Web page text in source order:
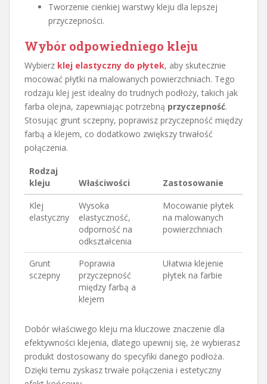
Tworzenie cienkiej warstwy kleju dla lepszej
przyczepności.
Wybór odpowiedniego kleju
Wybierz klej elastyczny do płytek, aby skutecznie
mocować płytki na malowanych powierzchniach. Tego
rodzaju klej jest idealny do trudnych podłoży, takich jak
farba olejna, zapewniając potrzebną przyczepność.
Stosując grunt sczepny, poprawisz przyczepność między
farbą a klejem, co dodatkowo zwiększy trwałość
połączenia.
Rodzaj
kleju
Właściwości
Zastosowanie
Klej
elastyczny
Wysoka
elastyczność,
odporność na
odkształcenia
Mocowanie płytek
na malowanych
powierzchniach
Grunt
sczepny
Poprawia
przyczepność
między farbą a
klejem
Ułatwia klejenie
płytek na farbie
Dobór właściwego kleju ma kluczowe znaczenie dla
efektywności klejenia, dlatego upewnij się, że wybierasz
produkt dostosowany do specyfiki danego podłoża.
Dzięki temu zyskasz trwałe połączenia i estetyczny